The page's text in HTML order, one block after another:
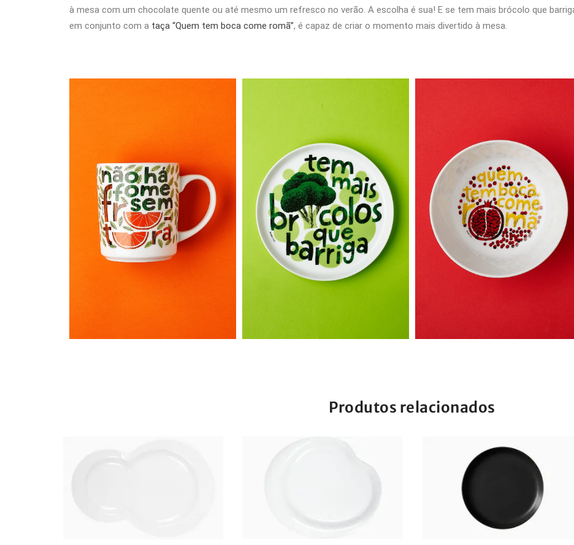
à mesa com um chocolate quente ou até mesmo um refresco no verão. A escolha é sua! E se tem mais brócolo que
em conjunto com a taça “Quem tem boca come romã”, é capaz de criar o momento mais divertido à mesa.
Produtos relacionados